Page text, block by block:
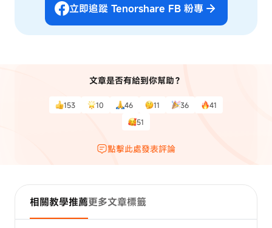
立即追蹤 Tenorshare FB 粉專
文章是否有給到你幫助？
153 10 46 11 36
41
51
點擊此處發表評論
相關教學推薦更多文章標籤